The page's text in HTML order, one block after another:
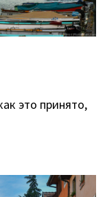
это принято,